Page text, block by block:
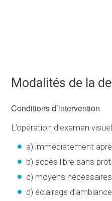
Modalités de la
Conditions d’intervention
L’opération d’examen
a) immédiatement
b) accès libre sans
c) moyens
d) éclairage